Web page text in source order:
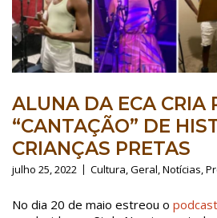
ALUNA DA ECA CRIA
“CANTAÇÃO” DE
CRIANÇAS PRETAS
julho 25, 2022 Cultura,Geral,Notícias,
No dia 20 de maio estreou o